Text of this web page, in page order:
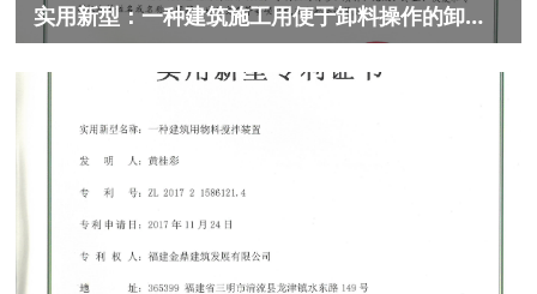
实用新型：一种建筑施工用便于卸料操作的卸料平台